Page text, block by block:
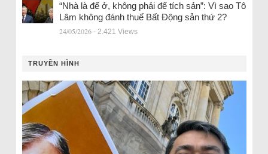
“Nhà là để ở, không phải để tích sản”: Vì sao Tô
Lâm không đánh thuế Bất Động sản thứ 2?
24/05/2026 - 2.421 Views
TRUYỀN HÌNH